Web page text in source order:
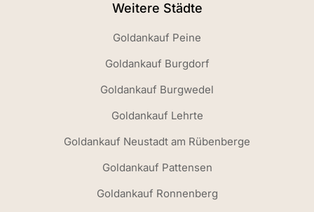
Weitere Städte
Goldankauf Peine
Goldankauf Burgdorf
Goldankauf Burgwedel
Goldankauf Lehrte
Goldankauf Neustadt am Rübenberge
Goldankauf Pattensen
Goldankauf Ronnenberg